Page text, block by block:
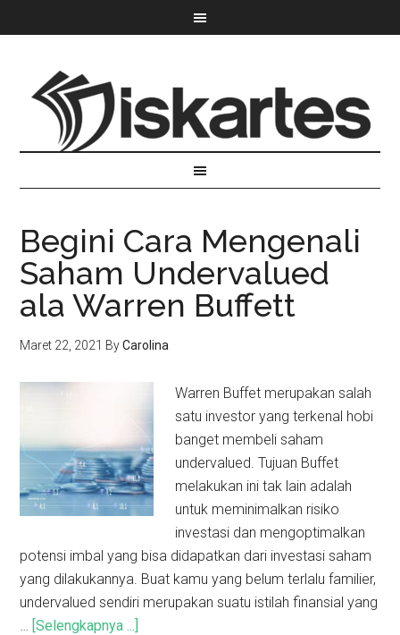
Begini Cara Mengenali
Saham Undervalued
ala Warren Buffett
Maret 22, 2021 ByCarolina
Warren Buffet merupakan salah
satu investor yang terkenal hobi
banget membeli saham
undervalued. Tujuan Buffet
melakukan ini tak lain adalah
untuk meminimalkan risiko
investasi dan mengoptimalkan
potensi imbal yang bisa didapatkan dari investasi saham
yang dilakukannya. Buat kamu yang belum terlalu familier,
undervalued sendiri merupakan suatu istilah finansial yang
… [Selengkapnya ...]